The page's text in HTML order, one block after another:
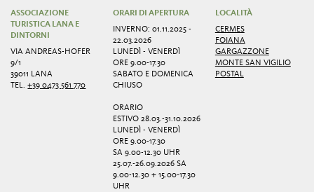
ASSOCIAZIONE
TURISTICA LANA E
DINTORNI
VIA ANDREAS-HOFER
9/1
39011 LANA
TEL.+39 0473 561 770
ORARI DI APERTURA
INVERNO: 01.11.2025 -
22.03.2026
LUNEDÌ - VENERDÌ
ORE 9.00-17.30
SABATO E DOMENICA
CHIUSO
ORARIO
ESTIVO 28.03.-31.10.2026
LUNEDÌ - VENERDÌ
ORE 9.00-17.30
SA 9.00-12.30 UHR
25.07.-26.09.2026 SA
9.00-12.30 + 15.00-17.30
UHR
LOCALITÀ
CERMES
FOIANA
GARGAZZONE
MONTE SAN VIGILIO
POSTAL